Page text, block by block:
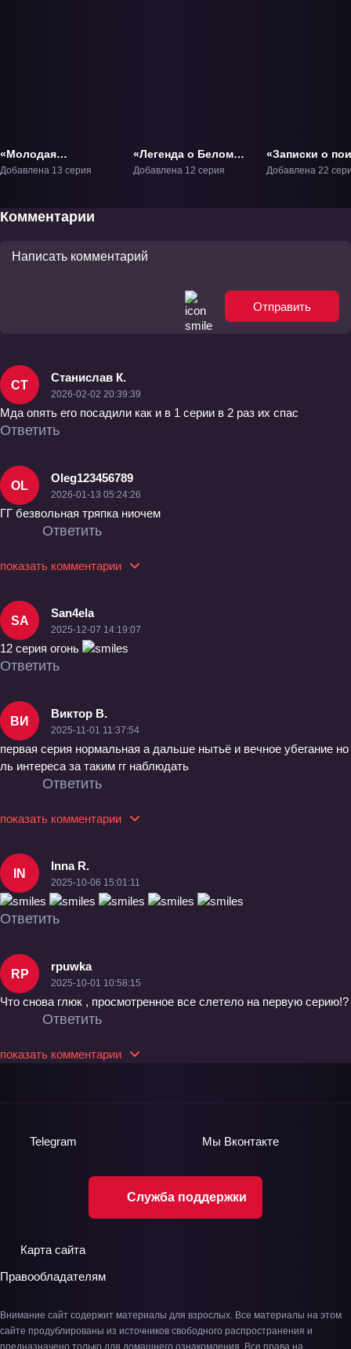
«Молодая
императорская
Добавлена 13 серия
«Легенда о Белом
Коте» ТВ-1
Добавлена 12 серия
«Записки о
духов» ТВ-1
Добавлена 22
Комментарии
Отправить
СТ
Станислав К.
2026-02-02 20:39:39
Мда опять его посадили как и в 1 серии в 2 раз их спас
Ответить
OL
Oleg123456789
2026-01-13 05:24:26
ГГ безвольная тряпка ниочем
Ответить
показать комментарии
SA
San4ela
2025-12-07 14:19:07
12 серия огонь
Ответить
ВИ
Виктор В.
2025-11-01 11:37:54
первая серия нормальная а дальше нытьё и вечное убегание но
ль интереса за таким гг наблюдать
Ответить
показать комментарии
IN
Inna R.
2025-10-06 15:01:11
Ответить
RP
rpuwka
2025-10-01 10:58:15
Что снова глюк , просмотренное все слетело на первую серию!?
Ответить
показать комментарии
Служба поддержки
Telegram Мы Вконтакте
Карта сайта
Правообладателям
Внимание сайт содержит материалы для взрослых. Все материалы на этом
сайте продублированы из источников свободного распространения и